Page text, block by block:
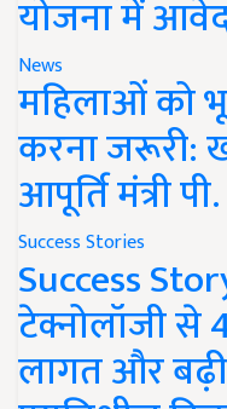
योजना में
News
महिलाओं को
करना जरूरी:
आपूर्ति मंत्री
Success Stories
Success
टेक्नोलॉजी से
लागत और